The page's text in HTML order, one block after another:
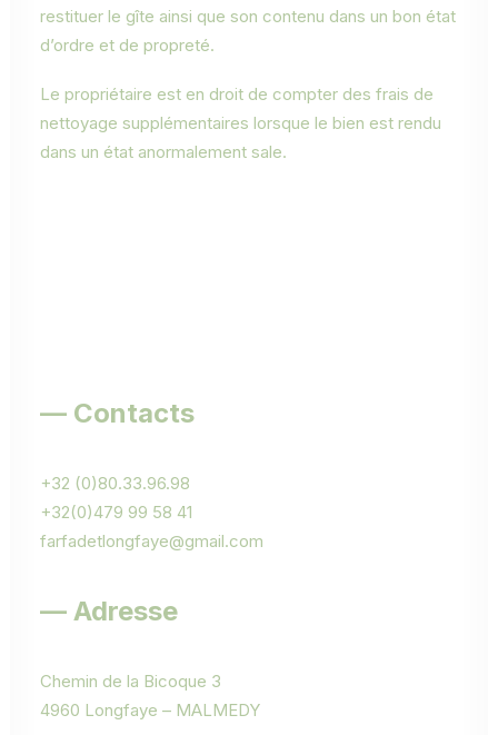
restituer le gîte ainsi que son contenu dans un bon état
d’ordre et de propreté.
Le propriétaire est en droit de compter des frais de
nettoyage supplémentaires lorsque le bien est rendu
dans un état anormalement sale.
— Contacts
+32 (0)80.33.96.98
+32(0)479 99 58 41
farfadetlongfaye@gmail.com
— Adresse
Chemin de la Bicoque 3
4960 Longfaye – MALMEDY